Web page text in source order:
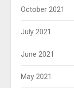
October 2021
July 2021
June 2021
May 2021